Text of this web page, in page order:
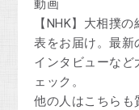
動画
【NHK】大相撲
表をお届け。最新
インタビューなど
ェック。
他の人はこちらも